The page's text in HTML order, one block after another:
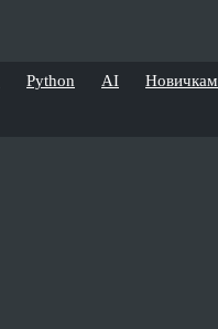
Python AI Новичкам